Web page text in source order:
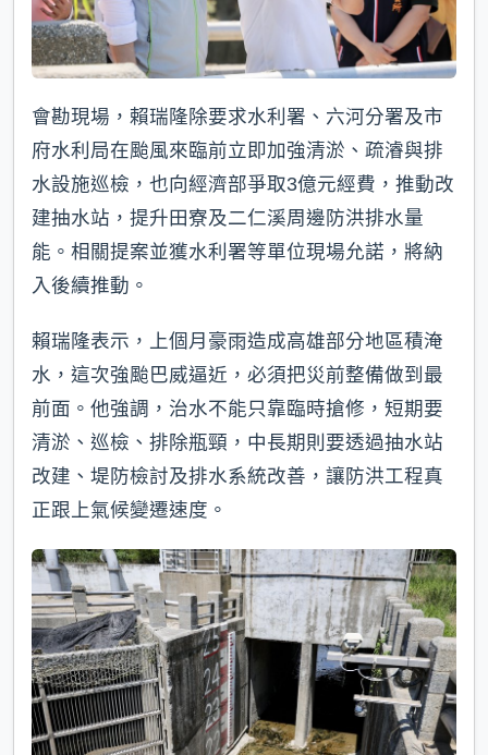
會勘現場，賴瑞隆除要求水利署、六河分署及市
府水利局在颱風來臨前立即加強清淤、疏濬與排
水設施巡檢，也向經濟部爭取3億元經費，推動改
建抽水站，提升田寮及二仁溪周邊防洪排水量
能。相關提案並獲水利署等單位現場允諾，將納
入後續推動。
賴瑞隆表示，上個月豪雨造成高雄部分地區積淹
水，這次強颱巴威逼近，必須把災前整備做到最
前面。他強調，治水不能只靠臨時搶修，短期要
清淤、巡檢、排除瓶頸，中長期則要透過抽水站
改建、堤防檢討及排水系統改善，讓防洪工程真
正跟上氣候變遷速度。